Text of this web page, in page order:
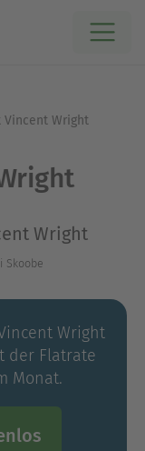
Vincent Wright
Wright
Skoobe
Wright
der Flatrate
Monat.